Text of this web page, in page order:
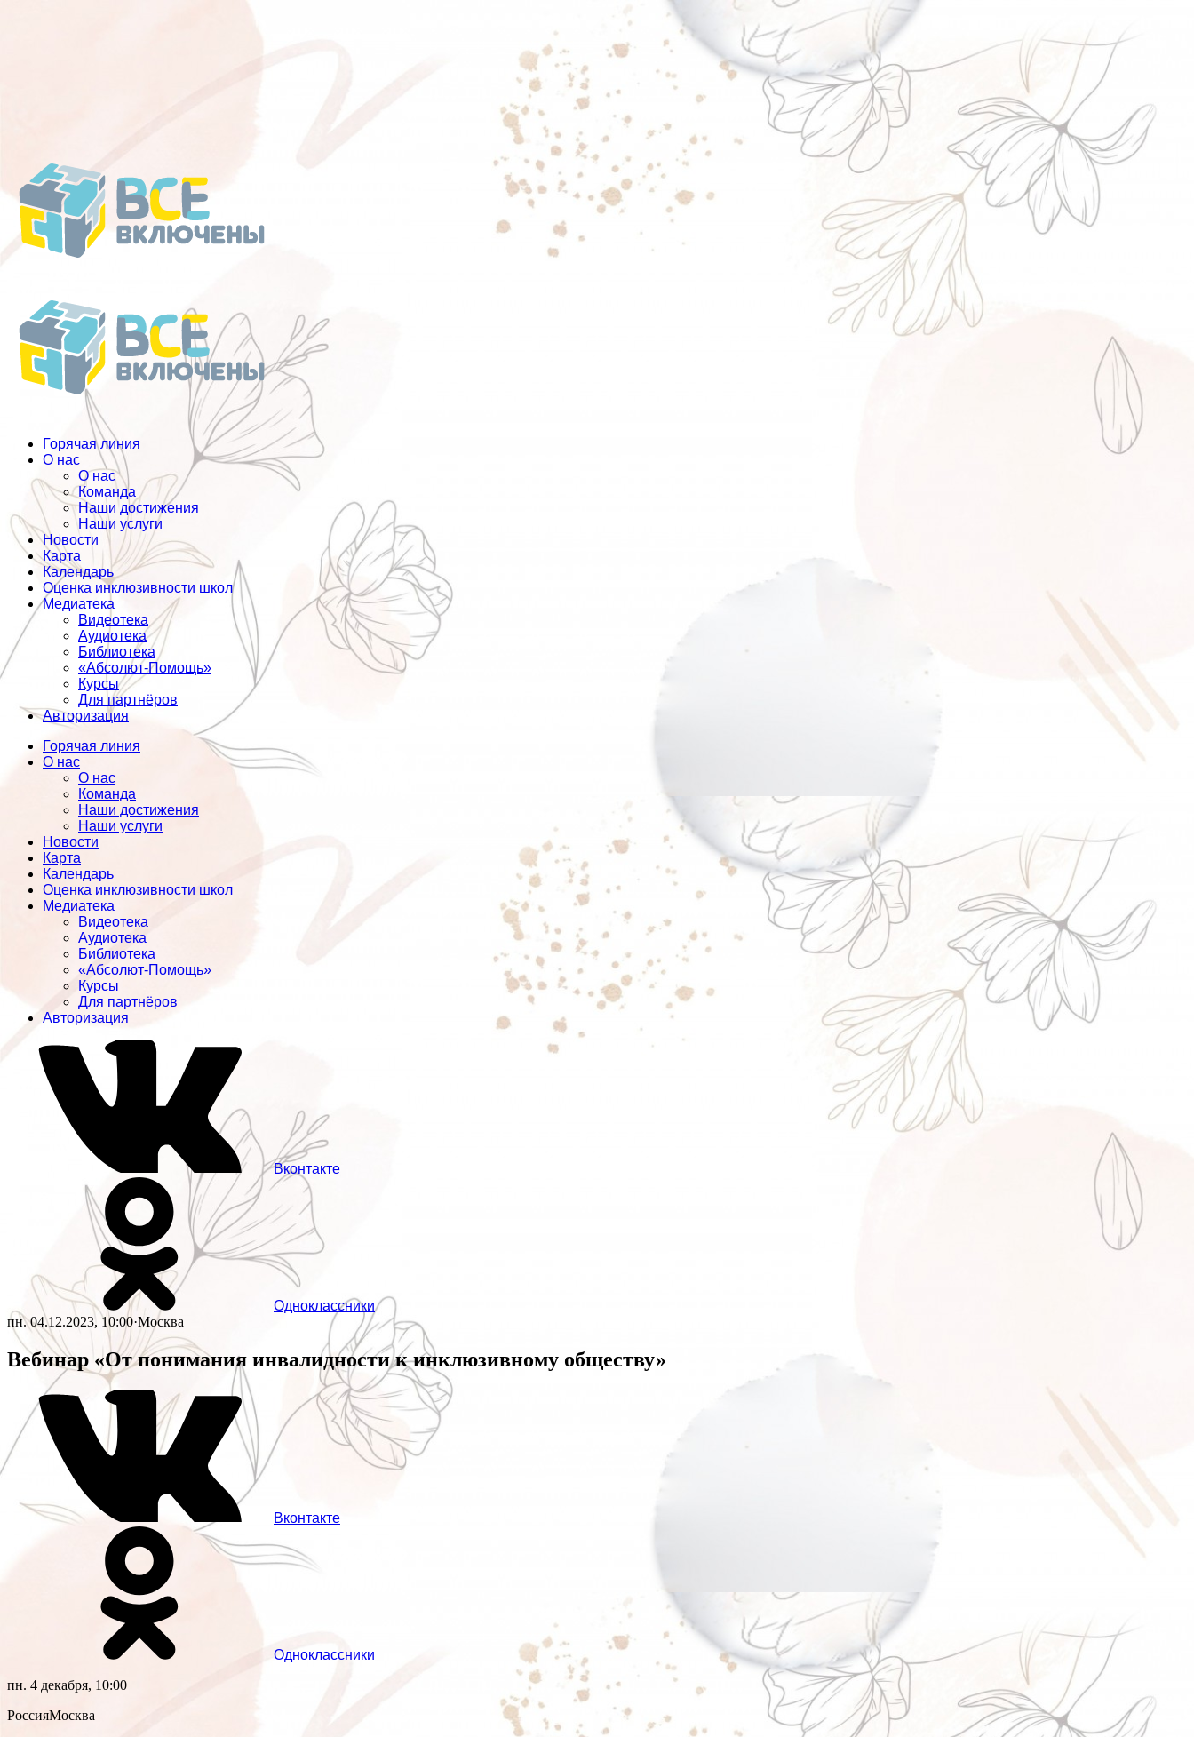
Горячая линия
О нас
О нас
Команда
Наши достижения
Наши услуги
Новости
Карта
Календарь
Оценка инклюзивности школ
Медиатека
Видеотека
Аудиотека
Библиотека
«Абсолют-Помощь»
Курсы
Для партнёров
Авторизация
Горячая линия
О нас
О нас
Команда
Наши достижения
Наши услуги
Новости
Карта
Календарь
Оценка инклюзивности школ
Медиатека
Видеотека
Аудиотека
Библиотека
«Абсолют-Помощь»
Курсы
Для партнёров
Авторизация
Вконтакте
Одноклассники
пн. 04.12.2023, 10:00·Москва
Вебинар «От понимания инвалидности к инклюзивному обществу»
Вконтакте
Одноклассники
пн. 4 декабря, 10:00
РоссияМосква